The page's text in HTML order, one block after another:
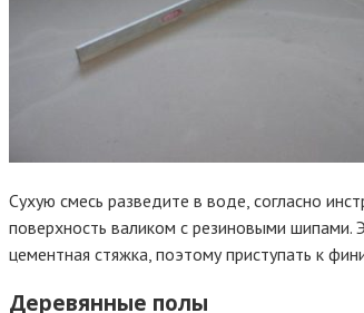
Сухую смесь разведите в воде, согласно
поверхность валиком с резиновыми шипами.
цементная стяжка, поэтому приступать к
Деревянные полы